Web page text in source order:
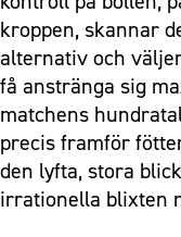
kroppen, skannar
alternativ och
få anstränga sig
matchens
precis framför
den lyfta, stora
irrationella blixten